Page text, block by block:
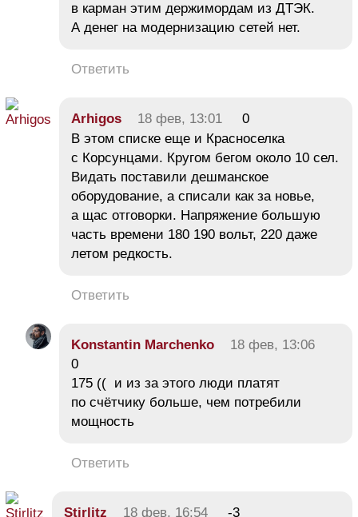
в карман этим держимордам из ДТЭК.
А денег на модернизацию сетей нет.
Ответить
Arhigos 18 фев, 13:01
0
В этом списке еще и Красноселка
с Корсунцами. Кругом бегом около 10 сел.
Видать поставили дешманское
оборудование, а списали как за новье,
а щас отговорки. Напряжение большую
часть времени 180 190 вольт, 220 даже
летом редкость.
Ответить
Konstantin Marchenko
18 фев, 13:06
0
175 (( и из за этого люди платят
по счётчику больше, чем потребили
мощность
Ответить
Stirlitz 18 фев, 16:54
-3